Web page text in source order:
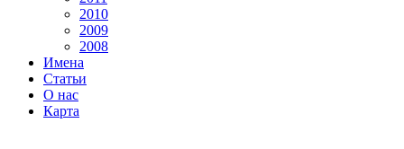
2010
2009
2008
Имена
Статьи
О нас
Карта